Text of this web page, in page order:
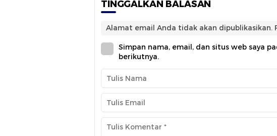
TINGGALKAN BALASAN
Alamat email Anda tidak akan dipublikasikan.
Simpan nama, email, dan situs web saya
berikutnya.